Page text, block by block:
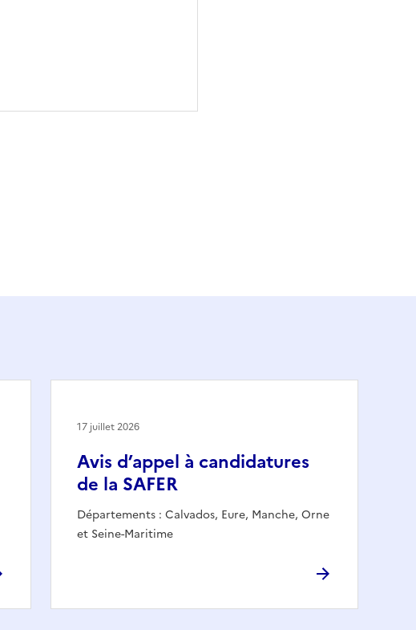
Avis d’appel à candidatures
de la SAFER
Départements : Calvados, Eure, Manche, Orne
et Seine-Maritime
17 juillet 2026